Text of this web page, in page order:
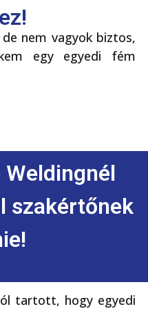
nem vagyok biztos,
egy egyedi fém
Weldingnél
szakértőnek
tartott, hogy egyedi